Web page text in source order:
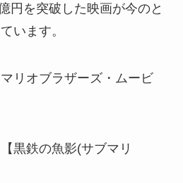
円を突破した映画が今のと
います。
リオブラザーズ・ムービ
黒鉄の魚影(サブマリ